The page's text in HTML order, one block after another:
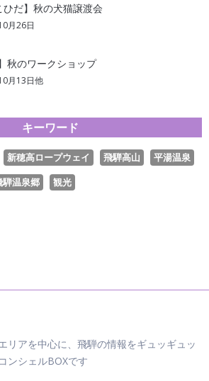
ひだ】秋の犬猫譲渡会
月26日
秋のワークショップ
月13日他
キーワード
新穂高ロープウェイ 飛騨高山
平湯温泉
騨温泉郷 観光
リアを中心に、飛騨の情報をギュッギュッ
ンシェルBOXです